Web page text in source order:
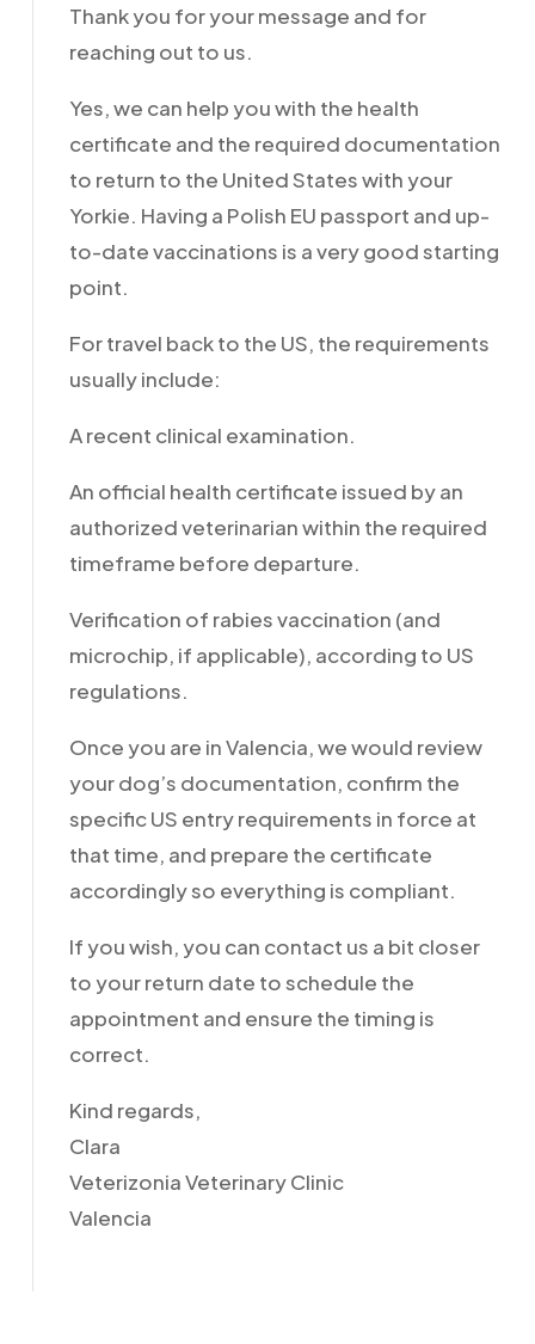
Thank you for your message and for
reaching out to us.
Yes, we can help you with the health
certificate and the required documentation
to return to the United States with your
Yorkie. Having a Polish EU passport and up-
to-date vaccinations is a very good starting
point.
For travel back to the US, the requirements
usually include:
A recent clinical examination.
An official health certificate issued by an
authorized veterinarian within the required
timeframe before departure.
Verification of rabies vaccination (and
microchip, if applicable), according to US
regulations.
Once you are in Valencia, we would review
your dog’s documentation, confirm the
specific US entry requirements in force at
that time, and prepare the certificate
accordingly so everything is compliant.
If you wish, you can contact us a bit closer
to your return date to schedule the
appointment and ensure the timing is
correct.
Kind regards,
Clara
Veterizonia Veterinary Clinic
Valencia